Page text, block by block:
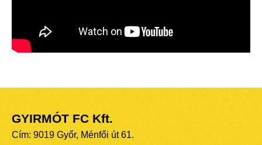
GYIRMÓT FC Kft.
Cím: 9019 Győr, Ménfői út 61.